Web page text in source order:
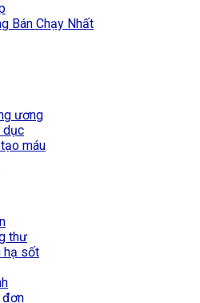
Bán Chạy Nhất
ương
dục
máu
thư
hạ sốt
đơn